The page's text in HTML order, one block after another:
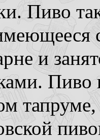
Пиво
и
Пиво